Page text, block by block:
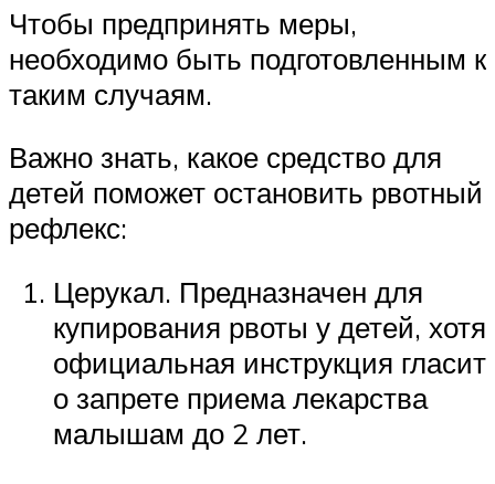
Чтобы предпринять меры,
необходимо быть подготовленным к
таким случаям.
Важно знать, какое средство для
детей поможет остановить рвотный
рефлекс:
Церукал. Предназначен для
купирования рвоты у детей, хотя
официальная инструкция гласит
о запрете приема лекарства
малышам до 2 лет.